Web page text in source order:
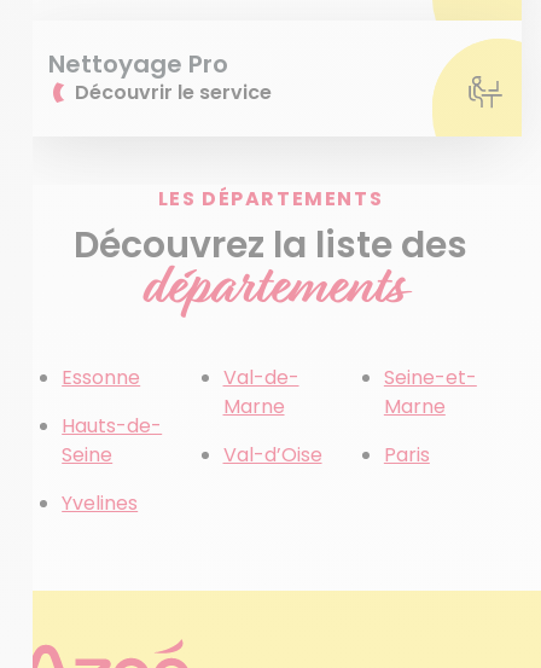
Nettoyage Pro
Découvrir le service
LES DÉPARTEMENTS
Découvrez la liste des
départements
Essonne
Hauts-de-
Seine
Yvelines
Val-de-
Marne
Val-d’Oise
Seine-et-
Marne
Paris